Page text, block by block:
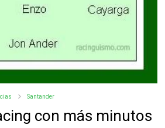
Santander
con más minutos